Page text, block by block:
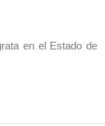
en el Estado de